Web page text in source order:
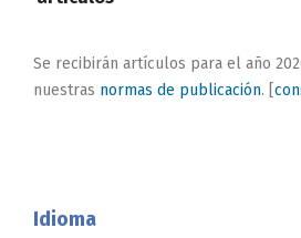
Se recibirán artículos para el año
nuestras normas de publicación. [
Idioma